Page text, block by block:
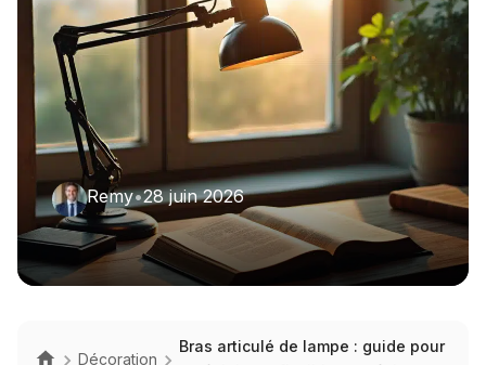
Remy•28 juin 2026
Décoration
Bras articulé de lampe : guide pour